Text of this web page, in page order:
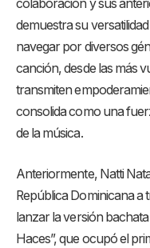
colaboración y sus
demuestra su
navegar por diversos
canción, desde las más
transmiten
consolida como una
de la música.
Anteriormente, Natti
República Dominicana a
lanzar la versión
Haces”, que ocupó el